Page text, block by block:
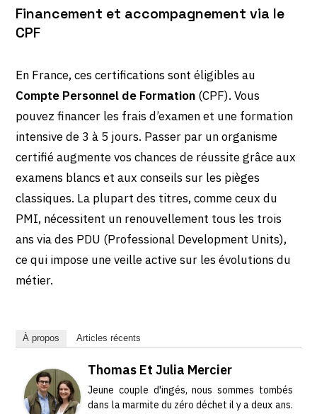
Financement et accompagnement via le
CPF
En France, ces certifications sont éligibles au
Compte Personnel de Formation (CPF). Vous
pouvez financer les frais d’examen et une formation
intensive de 3 à 5 jours. Passer par un organisme
certifié augmente vos chances de réussite grâce aux
examens blancs et aux conseils sur les pièges
classiques. La plupart des titres, comme ceux du
PMI, nécessitent un renouvellement tous les trois
ans via des PDU (Professional Development Units),
ce qui impose une veille active sur les évolutions du
métier.
À propos Articles récents
Thomas Et Julia Mercier
Jeune couple d'ingés, nous sommes tombés
dans la marmite du zéro déchet il y a deux ans.